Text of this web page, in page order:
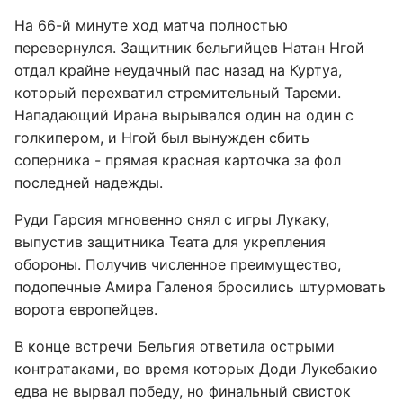
На 66-й минуте ход матча полностью
перевернулся. Защитник бельгийцев Натан Нгой
отдал крайне неудачный пас назад на Куртуа,
который перехватил стремительный Тареми.
Нападающий Ирана вырывался один на один с
голкипером, и Нгой был вынужден сбить
соперника - прямая красная карточка за фол
последней надежды.
Руди Гарсия мгновенно снял с игры Лукаку,
выпустив защитника Теата для укрепления
обороны. Получив численное преимущество,
подопечные Амира Галеноя бросились штурмовать
ворота европейцев.
В конце встречи Бельгия ответила острыми
контратаками, во время которых Доди Лукебакио
едва не вырвал победу, но финальный свисток